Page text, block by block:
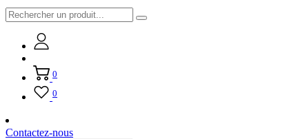
0
0
Contactez-nous